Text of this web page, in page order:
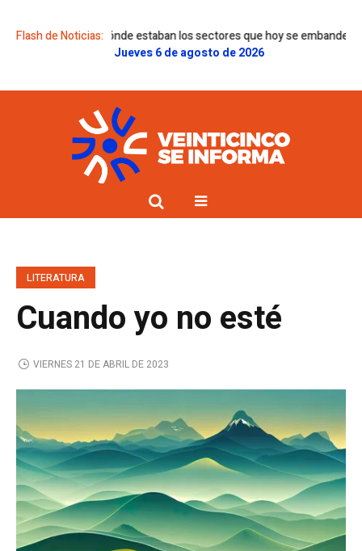
Flash de Noticias:
“¿dónde estaban los sectores que hoy se embanderan en el
Jueves 6 de agosto de 2026
LITERATURA
Cuando yo no esté
VIERNES 21 DE ABRIL DE 2023